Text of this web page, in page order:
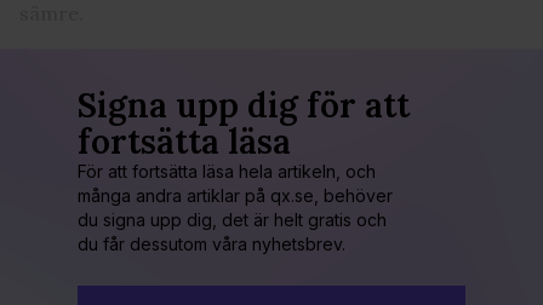
Signa upp dig för att
fortsätta läsa
För att fortsätta läsa hela artikeln, och
många andra artiklar på qx.se, behöver
du signa upp dig, det är helt gratis och
du får dessutom våra nyhetsbrev.